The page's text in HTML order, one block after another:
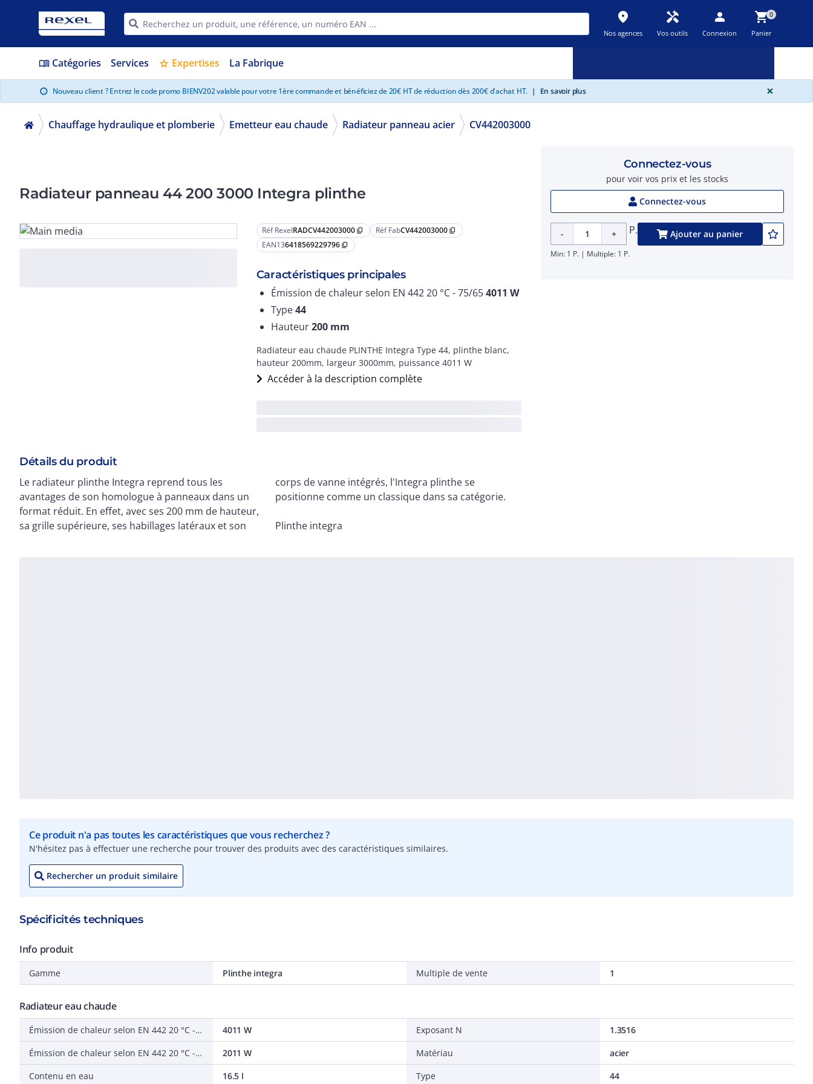
place
Nos agences
handyman
Vos outils
person
Connexion
shopping_cart0
Panier
menu_book Catégories Services star Expertises La Fabrique
info Nouveau client ? Entrez le code promo BIENV202 valable pour votre 1ère commande et bénéficiez de 20€ HT de réduction dès 200€ d'achat HT. | En savoir plus ×
Chauffage hydraulique et plomberie Emetteur eau chaude Radiateur panneau acier CV442003000
Radiateur panneau 44 200 3000 Integra plinthe
Réf RexelRADCV442003000 content_copy Réf FabCV442003000 content_copy
EAN136418569229796 content_copy
Caractéristiques principales
Émission de chaleur selon EN 442 20 °C - 75/654011 W
Type44
Hauteur200 mm
Radiateur eau chaude PLINTHE Integra Type 44, plinthe blanc,
hauteur 200mm, largeur 3000mm, puissance 4011 W
Accéder à la description complète
Détails du produit
Le radiateur plinthe Integra reprend tous les
avantages de son homologue à panneaux dans un
format réduit. En effet, avec ses 200 mm de hauteur,
sa grille supérieure, ses habillages latéraux et son
corps de vanne intégrés, l'Integra plinthe se
positionne comme un classique dans sa catégorie.
Plinthe integra
Connectez-vous
pour voir vos prix et les stocks
Connectez-vous
- + P. Ajouter au panier
Min: 1 P. | Multiple: 1 P.
Ce produit n'a pas toutes les caractéristiques que vous recherchez ?
N'hésitez pas à effectuer une recherche pour trouver des produits avec des caractéristiques similaires.
Rechercher un produit similaire
Spécificités techniques
Info produit
Gamme Plinthe integra Multiple de vente 1
Radiateur eau chaude
Émission de chaleur selon EN 442 20 °C - 75/65
4011 W
Émission de chaleur selon EN 442 20 °C - 55/45
2011 W
Contenu en eau
16.5 l
Exposant N
1.3516
Matériau
acier
Type
44